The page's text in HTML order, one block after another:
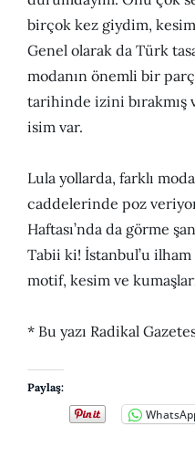
birçok kez giydim,
Genel olarak da Türk
modanın önemli bir
tarihinde izini bırakmış
isim var.
Lula yollarda, farklı
caddelerinde poz
Haftası’nda da görme
Tabii ki! İstanbul’u
motif, kesim ve
* Bu yazı Radikal
Paylaş: